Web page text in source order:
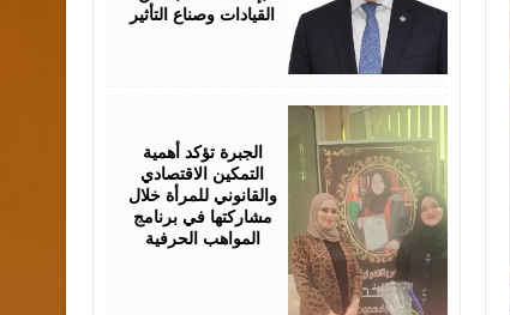
القيادات وصناع التأثير
الجبرة تؤكد أهمية
التمكين الاقتصادي
والقانوني للمرأة خلال
مشاركتها في برنامج
المواهب الحرفية